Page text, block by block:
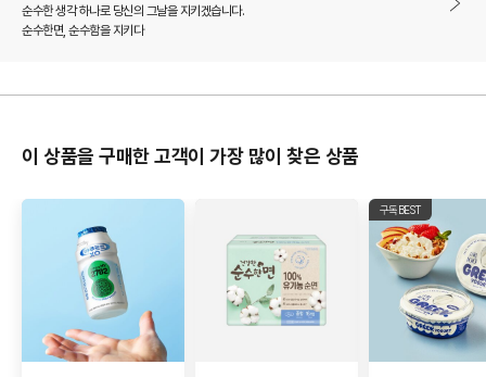
순수한 생각 하나로 당신의 그날을 지키겠습니다.
순수한면, 순수함을 지키다
이 상품을 구매한 고객이 가장 많이 찾은 상품
구독BEST